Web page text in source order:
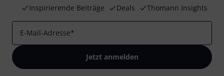
Inspirierende Beiträge
Deals Thomann Insights
E-Mail-Adresse*
Jetzt anmelden